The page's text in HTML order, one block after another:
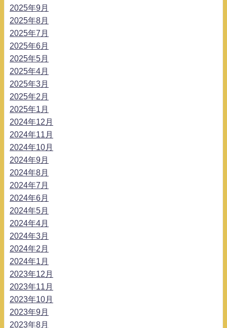
2025年9月
2025年8月
2025年7月
2025年6月
2025年5月
2025年4月
2025年3月
2025年2月
2025年1月
2024年12月
2024年11月
2024年10月
2024年9月
2024年8月
2024年7月
2024年6月
2024年5月
2024年4月
2024年3月
2024年2月
2024年1月
2023年12月
2023年11月
2023年10月
2023年9月
2023年8月